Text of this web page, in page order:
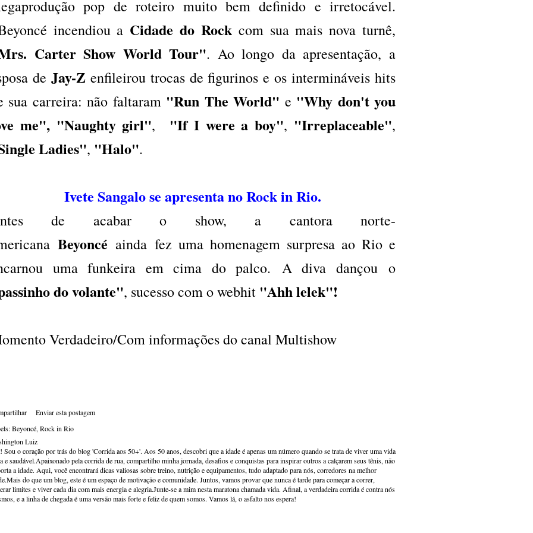
pop de roteiro muito bem definido e irretocável.
incendiou a Cidade do Rockcom sua mais nova turnê,
Carter Show World Tour". Ao longo da apresentação, a
de Jay-Zenfileirou trocas de figurinos e os intermináveis hits
sua carreira: não faltaram "Run The World" e "Why don't you
me", "Naughty girl", "If I were a boy", "Irreplaceable",
Ladies", "Halo".
Ivete Sangalo se apresenta no Rock in Rio.
de acabar o show, a cantora norte-
Beyoncé ainda fez uma homenagem surpresa ao Rio e
uma funkeira em cima do palco. A diva dançou o
do volante", sucesso com o webhit "Ahh lelek"!
Verdadeiro/Com informações do canal Multishow
Enviar esta postagem
Beyoncé Rock in Rio
Luiz
Sou o coração por trás do blog 'Corrida aos 50+'. Aos 50 anos, descobri que a idade é apenas um número quando se trata de viver uma vida
e saudável.Apaixonado pela corrida de rua, compartilho minha jornada, desafios e conquistas para inspirar outros a calçarem seus tênis, não
a idade. Aqui, você encontrará dicas valiosas sobre treino, nutrição e equipamentos, tudo adaptado para nós, corredores na melhor
do que um blog, este é um espaço de motivação e comunidade. Juntos, vamos provar que nunca é tarde para começar a correr,
limites e viver cada dia com mais energia e alegria.Junte-se a mim nesta maratona chamada vida. Afinal, a verdadeira corrida é contra nós
e a linha de chegada é uma versão mais forte e feliz de quem somos. Vamos lá, o asfalto nos espera!